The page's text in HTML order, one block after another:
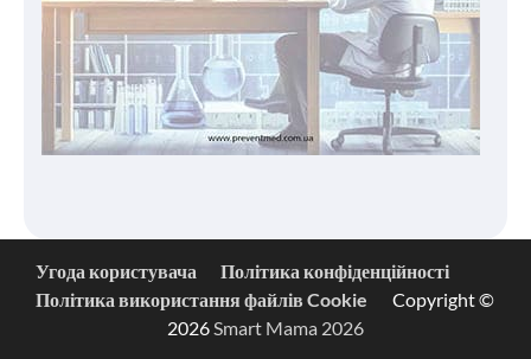
Угода користувача
Політика конфіденційності
Політика використання файлів Cookie
Copyright ©
2026Smart Mama 2026